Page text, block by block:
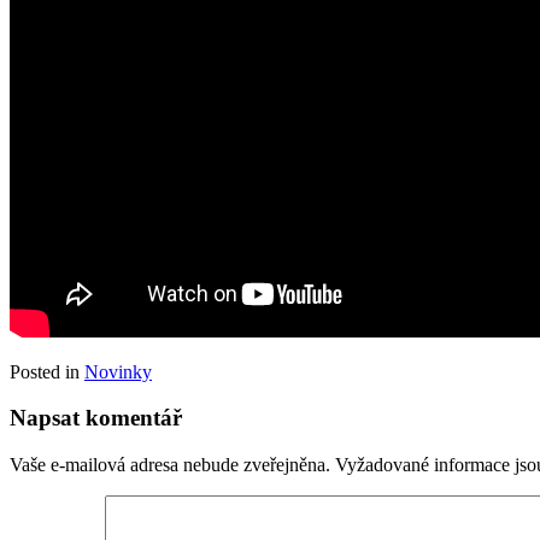
Posted in Novinky
Napsat komentář
Vaše e-mailová adresa nebude zveřejněna. Vyžadované informace